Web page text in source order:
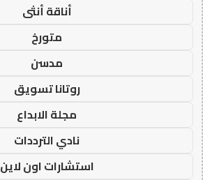
أناقة أنثى
متورخ
مدسن
روتانا تسويق
مجلة الابداع
نادي الترددات
استشارات اون لاين